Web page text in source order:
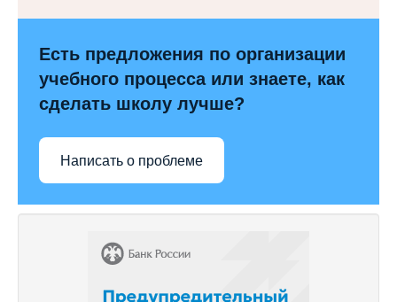
Есть предложения по организации
учебного процесса или знаете, как
сделать школу лучше?
Написать о проблеме